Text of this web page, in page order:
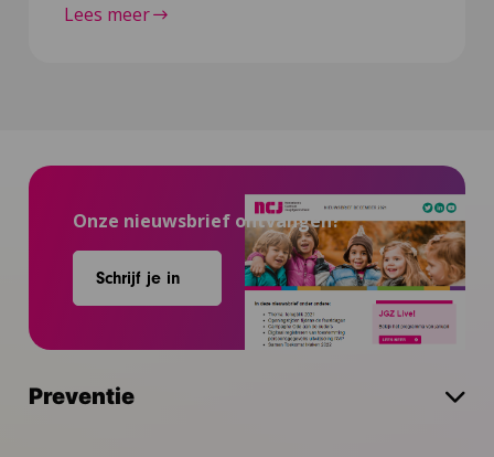
Lees meer
Onze nieuwsbrief ontvangen?
Schrijf je in
Preventie